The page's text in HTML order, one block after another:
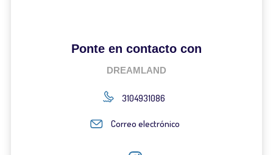
Ponte en contacto con
DREAMLAND
3104931086
Correo electrónico